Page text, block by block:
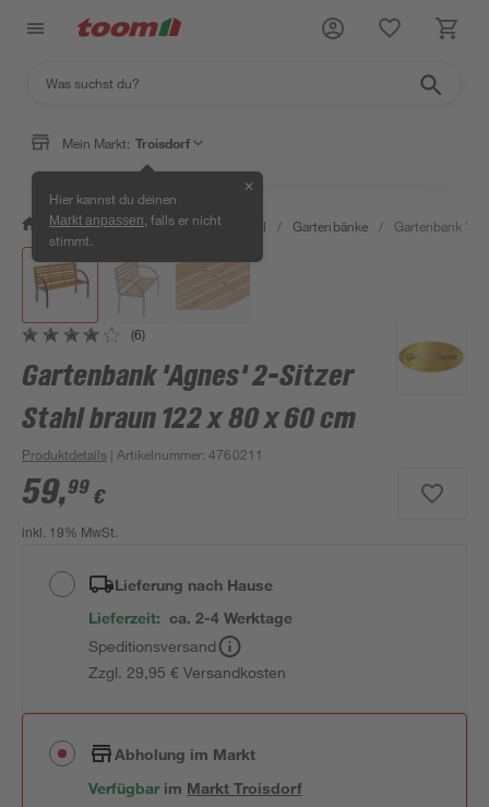
Mein Markt: Troisdorf
Hier kannst du deinen
Markt anpassen , falls er nicht
stimmt.
✕
/ Garten & Freizeit / Gartenmöbel / Gartenbänke / Gartenbank
(6)
Gartenbank 'Agnes' 2-Sitzer
Stahl braun 122 x 80 x 60 cm
Produktdetails | Artikelnummer:4760211
59,99 €
inkl. 19% MwSt.
Lieferung nach Hause
Lieferzeit: ca. 2-4 Werktage
Speditionsversand
Zzgl. 29,95 € Versandkosten
Abholung im Markt
Verfügbar im MarktTroisdorf